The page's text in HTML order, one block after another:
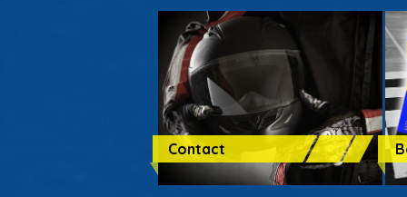
Contact